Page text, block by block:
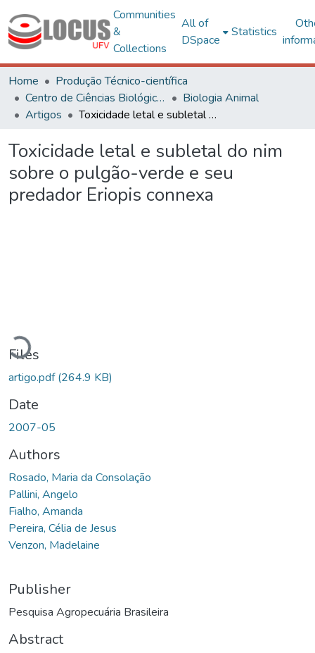
Communities
&
Collections
All of
DSpace
Statistics
Home
Produção Técnico-científica
Centro de Ciências Biológicas e da Saúde
Biologia Animal
Artigos
Toxicidade letal e subletal do nim sobre o pulgão-verde e seu predador Eriopis connexa
Toxicidade letal e subletal do nim
sobre o pulgão-verde e seu
predador Eriopis connexa
Loading...
Files
artigo.pdf(264.9 KB)
Date
2007-05
Authors
Rosado, Maria da Consolação
Pallini, Angelo
Fialho, Amanda
Pereira, Célia de Jesus
Venzon, Madelaine
Publisher
Pesquisa Agropecuária Brasileira
Abstract